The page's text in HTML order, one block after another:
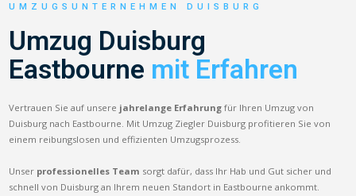
UMZUGSUNTERNEHMEN DUISBURG
Umzug Duisburg
Eastbourne mit Erfahren
Vertrauen Sie auf unsere jahrelange Erfahrung für Ihren Umzug von
Duisburg nach Eastbourne. Mit Umzug Ziegler Duisburg profitieren Sie von
einem reibungslosen und effizienten Umzugsprozess.
Unser professionelles Team sorgt dafür, dass Ihr Hab und Gut sicher und
schnell von Duisburg an Ihrem neuen Standort in Eastbourne ankommt.